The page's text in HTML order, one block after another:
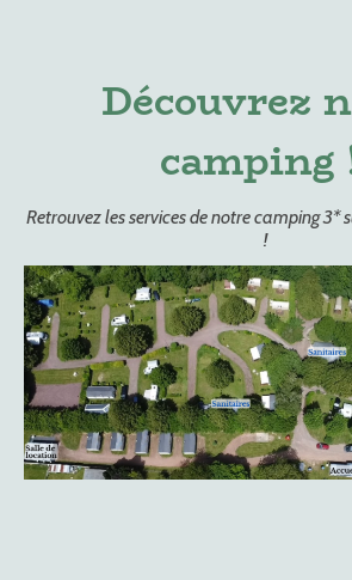
Découvrez
camping
Retrouvez les services de notre camping 3*
!